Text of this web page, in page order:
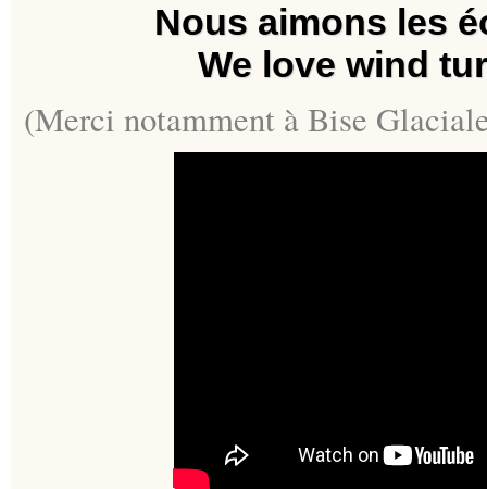
Nous aimons les
We love wind
(Merci notamment à Bise